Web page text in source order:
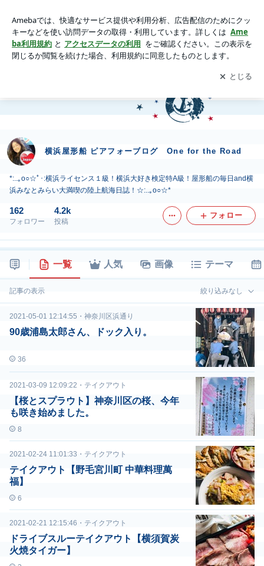
アプリをダウンロードして ブログの更新通知
を受け取りまし
ょう。
開く
横浜屋形船 ピアフォーブログ One for the Road
*:..｡o○☆ﾟ･:横浜ライセンス１級！横浜大好き検定特A級！屋形船の毎日and横
浜みなとみらい大満喫の陸上航海日誌！☆:..｡o○☆*
162
フォロワー
4.2k
投稿
フォロー
一覧 人気 画像 テーマ
記事の表示 絞り込みなし
2021-05-01 12:14:55 ・ 神奈川区浜通り
90歳浦島太郎さん、ドック入り。
36
2021-03-09 12:09:22 ・ テイクアウト
【桜とスプラウト】神奈川区の桜、今年
も咲き始めました。
8
2021-02-24 11:01:33 ・ テイクアウト
テイクアウト【野毛宮川町 中華料理萬
福】
6
2021-02-21 12:15:46 ・ テイクアウト
ドライブスルーテイクアウト【横須賀炭
火焼タイガー】